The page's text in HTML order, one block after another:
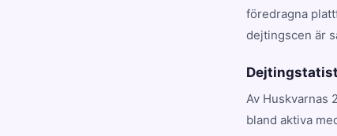
föredragna
dejtingscen är
Av Huskvarnas
bland aktiva